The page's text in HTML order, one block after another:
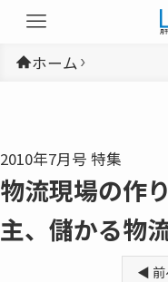
ホーム
2010年7月号 特集
物流現場の
主、儲かる物
◀ 前